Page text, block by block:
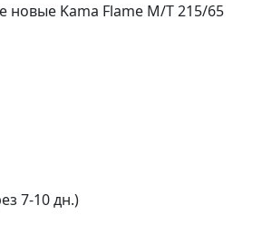
Kama Flame M/T 215/65
7-10 дн.)